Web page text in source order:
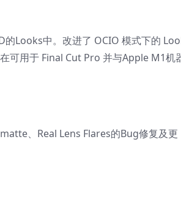
Looks中。改进了 OCIO 模式下的
可用于 Final Cut Pro 并与Apple M1机
、Real Lens Flares的Bug修复及更